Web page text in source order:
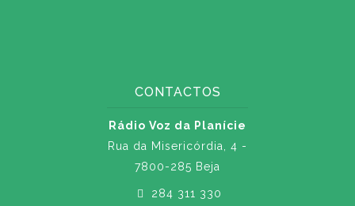
CONTACTOS
Rádio Voz da Planície
Rua da Misericórdia, 4 -
7800-285 Beja
284 311 330